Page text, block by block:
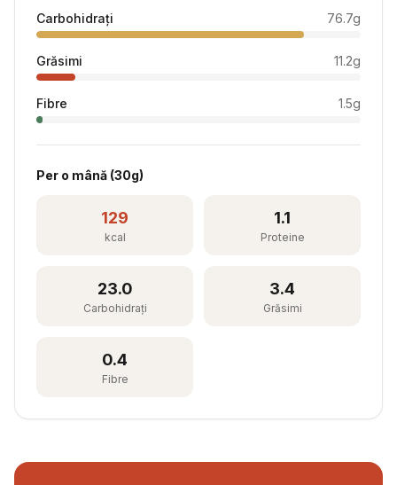
Carbohidrați 76.7g
Grăsimi 11.2g
Fibre 1.5g
Per o mână (30g)
129
kcal
1.1
Proteine
23.0
Carbohidrați
3.4
Grăsimi
0.4
Fibre